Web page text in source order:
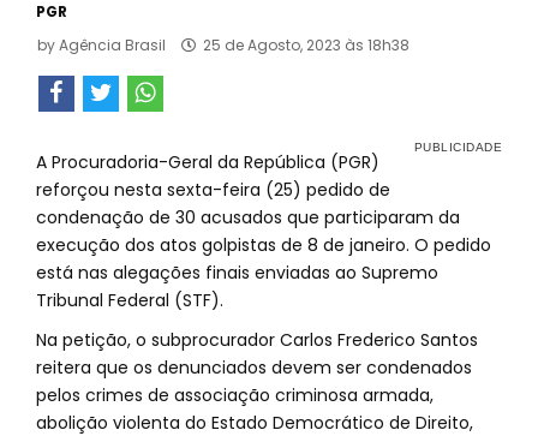
PGR
byAgência Brasil 25 de Agosto, 2023 às 18h38
A Procuradoria-Geral da República (PGR)
reforçou nesta sexta-feira (25) pedido de
condenação de 30 acusados que participaram da
execução dos atos golpistas de 8 de janeiro. O pedido
está nas alegações finais enviadas ao Supremo
Tribunal Federal (STF).
Na petição, o subprocurador Carlos Frederico Santos
reitera que os denunciados devem ser condenados
pelos crimes de associação criminosa armada,
abolição violenta do Estado Democrático de Direito,